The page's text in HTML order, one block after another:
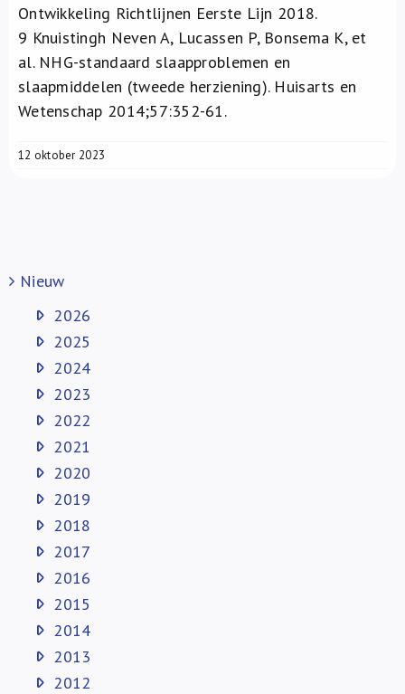
Ontwikkeling Richtlijnen Eerste Lijn 2018.
9 Knuistingh Neven A, Lucassen P, Bonsema K, et
al. NHG-standaard slaapproblemen en
slaapmiddelen (tweede herziening). Huisarts en
Wetenschap 2014;57:352-61.
12 oktober 2023
Nieuw
2026
2025
2024
2023
2022
2021
2020
2019
2018
2017
2016
2015
2014
2013
2012